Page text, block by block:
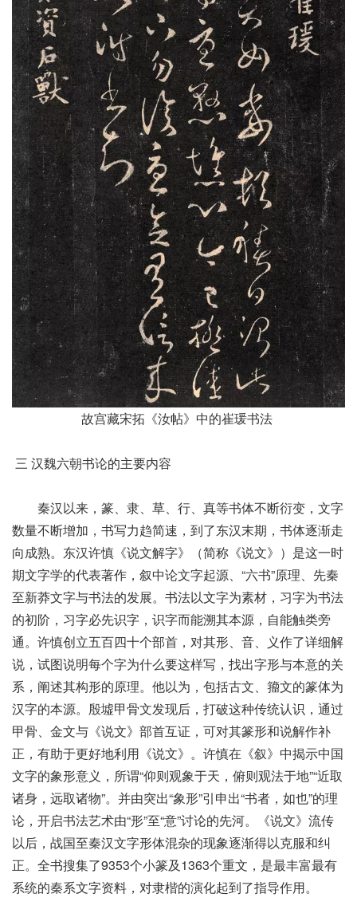
故宫藏宋拓《汝帖》中的崔瑗书法
三 汉魏六朝书论的主要内容
秦汉以来，篆、隶、草、行、真等书体不断衍变，文字
数量不断增加，书写力趋简速，到了东汉末期，书体逐渐走
向成熟。东汉许慎《说文解字》（简称《说文》）是这一时
期文字学的代表著作，叙中论文字起源、“六书”原理、先秦
至新莽文字与书法的发展。书法以文字为素材，习字为书法
的初阶，习字必先识字，识字而能溯其本源，自能触类旁
通。许慎创立五百四十个部首，对其形、音、义作了详细解
说，试图说明每个字为什么要这样写，找出字形与本意的关
系，阐述其构形的原理。他以为，包括古文、籀文的篆体为
汉字的本源。殷墟甲骨文发现后，打破这种传统认识，通过
甲骨、金文与《说文》部首互证，可对其篆形和说解作补
正，有助于更好地利用《说文》。许慎在《叙》中揭示中国
文字的象形意义，所谓“仰则观象于天，俯则观法于地”“近取
诸身，远取诸物”。并由突出“象形”引申出“书者，如也”的理
论，开启书法艺术由“形”至“意”讨论的先河。《说文》流传
以后，战国至秦汉文字形体混杂的现象逐渐得以克服和纠
正。全书搜集了9353个小篆及1363个重文，是最丰富最有
系统的秦系文字资料，对隶楷的演化起到了指导作用。